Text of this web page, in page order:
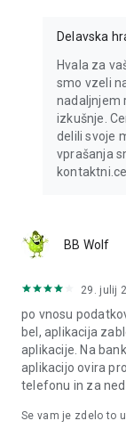
Google LLC.
Delavska
Hvala za
smo vzeli
nadaljnjem
izkušnje.
delili svoje
vprašanja
BB Wolf
29. julij
po vnosu
bel, aplikacija
aplikacije. Na
aplikacijo ovira
telefonu in za
Se vam je zdelo to